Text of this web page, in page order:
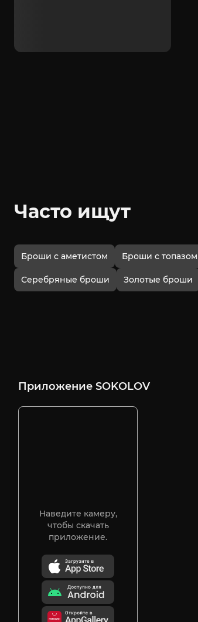
Часто ищут
Броши с аметистом Броши с топазом
Серебряные броши Золотые броши
Приложение SOKOLOV
Наведите камеру,
чтобы скачать
приложение.